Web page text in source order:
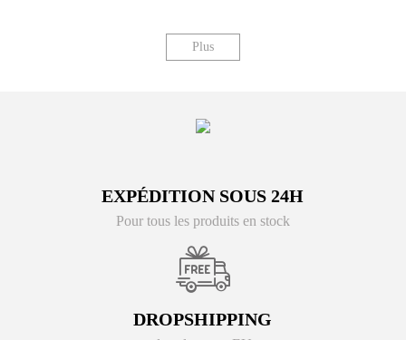
Plus
EXPÉDITION SOUS 24H
Pour tous les produits en stock
DROPSHIPPING